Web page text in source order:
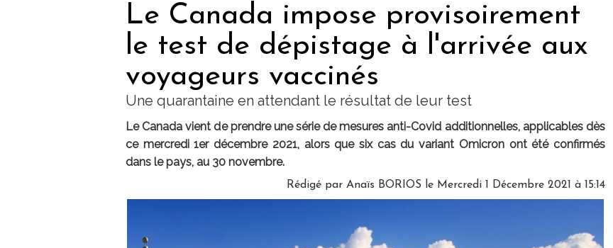
Le Canada impose provisoirement
le test de dépistage à l'arrivée aux
voyageurs vaccinés
Une quarantaine en attendant le résultat de leur test
Le Canada vient de prendre une série de mesures anti-Covid additionnelles, applicables dès
ce mercredi 1er décembre 2021, alors que six cas du variant Omicron ont été confirmés
dans le pays, au 30 novembre.
Rédigé par Anaïs BORIOS le Mercredi 1 Décembre 2021 à 15:14